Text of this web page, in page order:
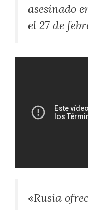
asesinado
el 27 de
«Rusia